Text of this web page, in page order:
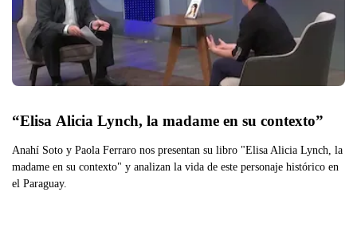
“Elisa Alicia Lynch, la madame en su contexto”
Anahí Soto y Paola Ferraro nos presentan su libro "Elisa Alicia Lynch, la
madame en su contexto" y analizan la vida de este personaje histórico en
el Paraguay.